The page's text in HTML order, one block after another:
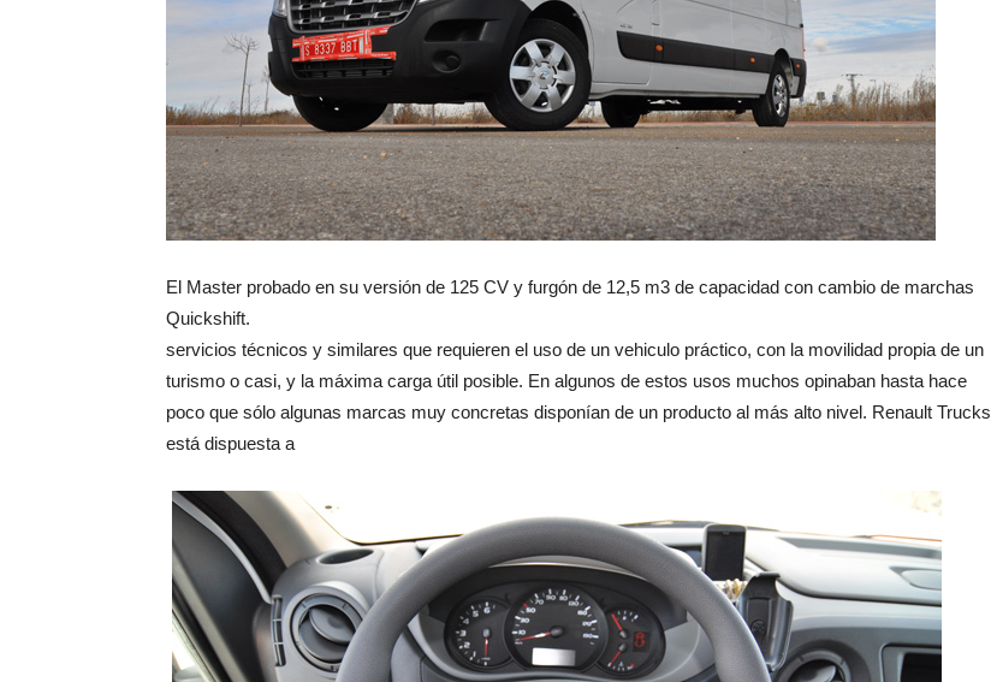
El Master probado en su versión de 125 CV y furgón de 12,5 m3 de capacidad con cambio de marchas
Quickshift.
servicios técnicos y similares que requieren el uso de un vehiculo práctico, con la movilidad propia de un
turismo o casi, y la máxima carga útil posible. En algunos de estos usos muchos opinaban hasta hace
poco que sólo algunas marcas muy concretas disponían de un producto al más alto nivel. Renault Trucks
está dispuesta a